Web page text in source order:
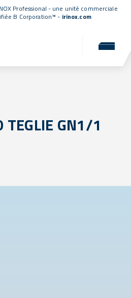
Professional - une unité commerciale
B Corporation™ - irinox.com
TEGLIE GN1/1